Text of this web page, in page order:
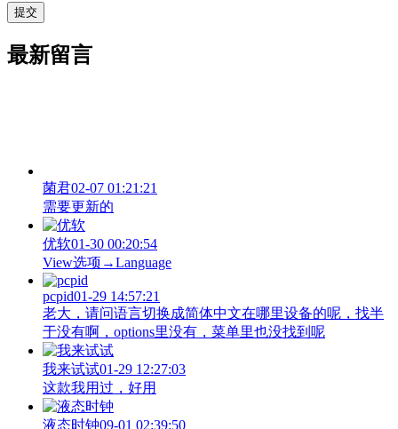
最新留言
菌君02-07 01:21:21
需要更新的
优软01-30 00:20:54
View‌选项→Language
pcpid01-29 14:57:21
老大，请问语言切换成简体中文在哪里设备的呢，找半
于没有啊，options里没有，菜单里也没找到呢
我来试试01-29 12:27:03
这款我用过，好用
液态时钟09-01 02:39:50